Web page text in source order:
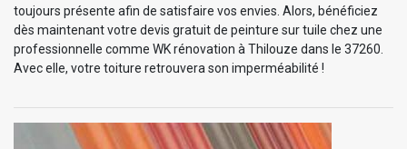
toujours présente afin de satisfaire vos envies. Alors, bénéficiez
dès maintenant votre devis gratuit de peinture sur tuile chez une
professionnelle comme WK rénovation à Thilouze dans le 37260.
Avec elle, votre toiture retrouvera son imperméabilité !